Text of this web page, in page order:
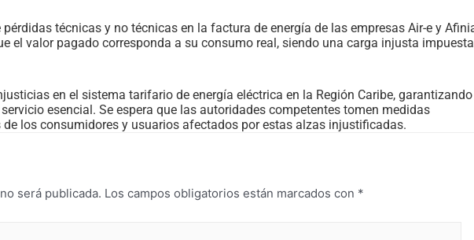
técnicas y no técnicas en la factura de energía de las empresas Air-e y
el valor pagado corresponda a su consumo real, siendo una carga injusta impuesta
en el sistema tarifario de energía eléctrica en la Región Caribe, garantizando
esencial. Se espera que las autoridades competentes tomen medidas
los consumidores y usuarios afectados por estas alzas injustificadas.
será publicada. Los campos obligatorios están marcados con *